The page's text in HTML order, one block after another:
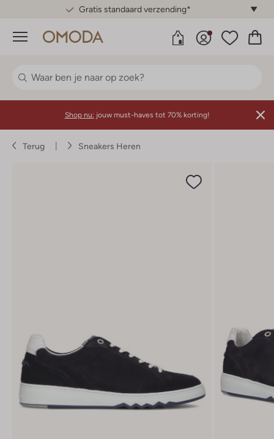
Gratis standaard verzending*
Menu
Shop nu: jouw must-haves tot 70% korting!
Terug Sneakers Heren